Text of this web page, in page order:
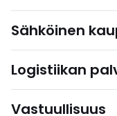
Sähköinen
Logistiikan
Vastuullisuus